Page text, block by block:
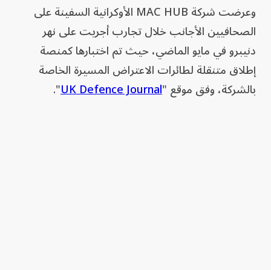
وعرضت شركة MAC HUB الأوكرانية السفينة على
الصحافيين الأجانب خلال تجارب أجريت على نهر
دنيبرو في مايو الماضي، حيث تم اختبارها كمنصة
إطلاق متنقلة لطائرات الاعتراض المسيرة الخاصة
بالشركة، وفق موقع "UK Defence Journal
".